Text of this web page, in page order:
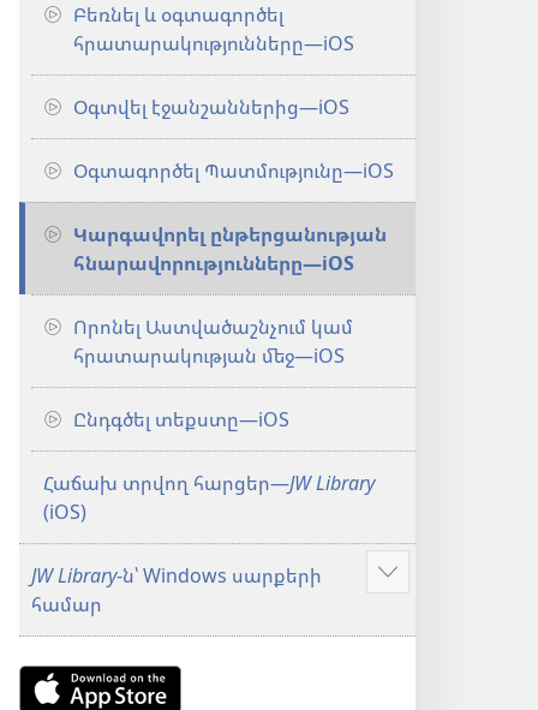
Բեռնել և օգտագործել
հրատարակությունները​—iOS
Օգտվել էջանշաններից​—iOS
Օգտագործել Պատմությունը​—iOS
Կարգավորել ընթերցանության
հնարավորությունները​—iOS
Որոնել Աստվածաշնչում կամ
հրատարակության մեջ​—iOS
Ընդգծել տեքստը​—iOS
Հաճախ տրվող հարցեր​—JW Library
(iOS)
JW Library-ն՝ Windows սարքերի
համար
Ցույց
ավելին
Download